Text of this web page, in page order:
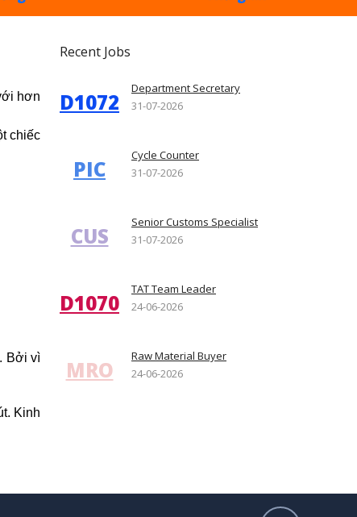
hơn
chiếc
Bởi vì
Kinh
Recent Jobs
D1072
Department Secretary
31-07-2026
PIC
Cycle Counter
31-07-2026
CUS
Senior Customs Specialist
31-07-2026
D1070
TAT Team Leader
24-06-2026
MRO
Raw Material Buyer
24-06-2026